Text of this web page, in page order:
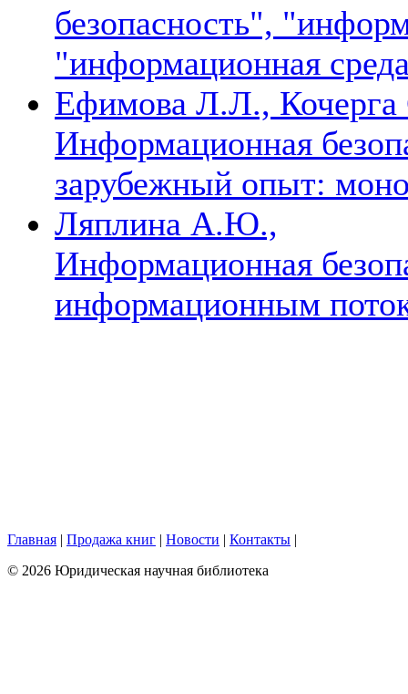
безопасность",
"информационная
Ефимова Л.Л.,
Информационная
зарубежный опыт:
Ляплина А.Ю.,
Информационная
информационным
Главная | Продажа книг | Новости | Контакты |
© 2026 Юридическая научная библиотека